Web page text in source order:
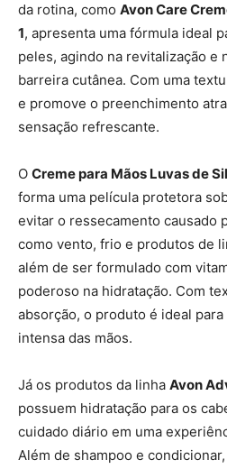
da rotina, como Avon Care
1, apresenta uma fórmula ideal
peles, agindo na revitalização e
barreira cutânea. Com uma
e promove o preenchimento
sensação refrescante.
O Creme para Mãos Luvas de
forma uma película protetora
evitar o ressecamento causado
como vento, frio e produtos de
além de ser formulado com
poderoso na hidratação. Com
absorção, o produto é ideal
intensa das mãos.
Já os produtos da linha Avon
possuem hidratação para os
cuidado diário em uma
Além de shampoo e